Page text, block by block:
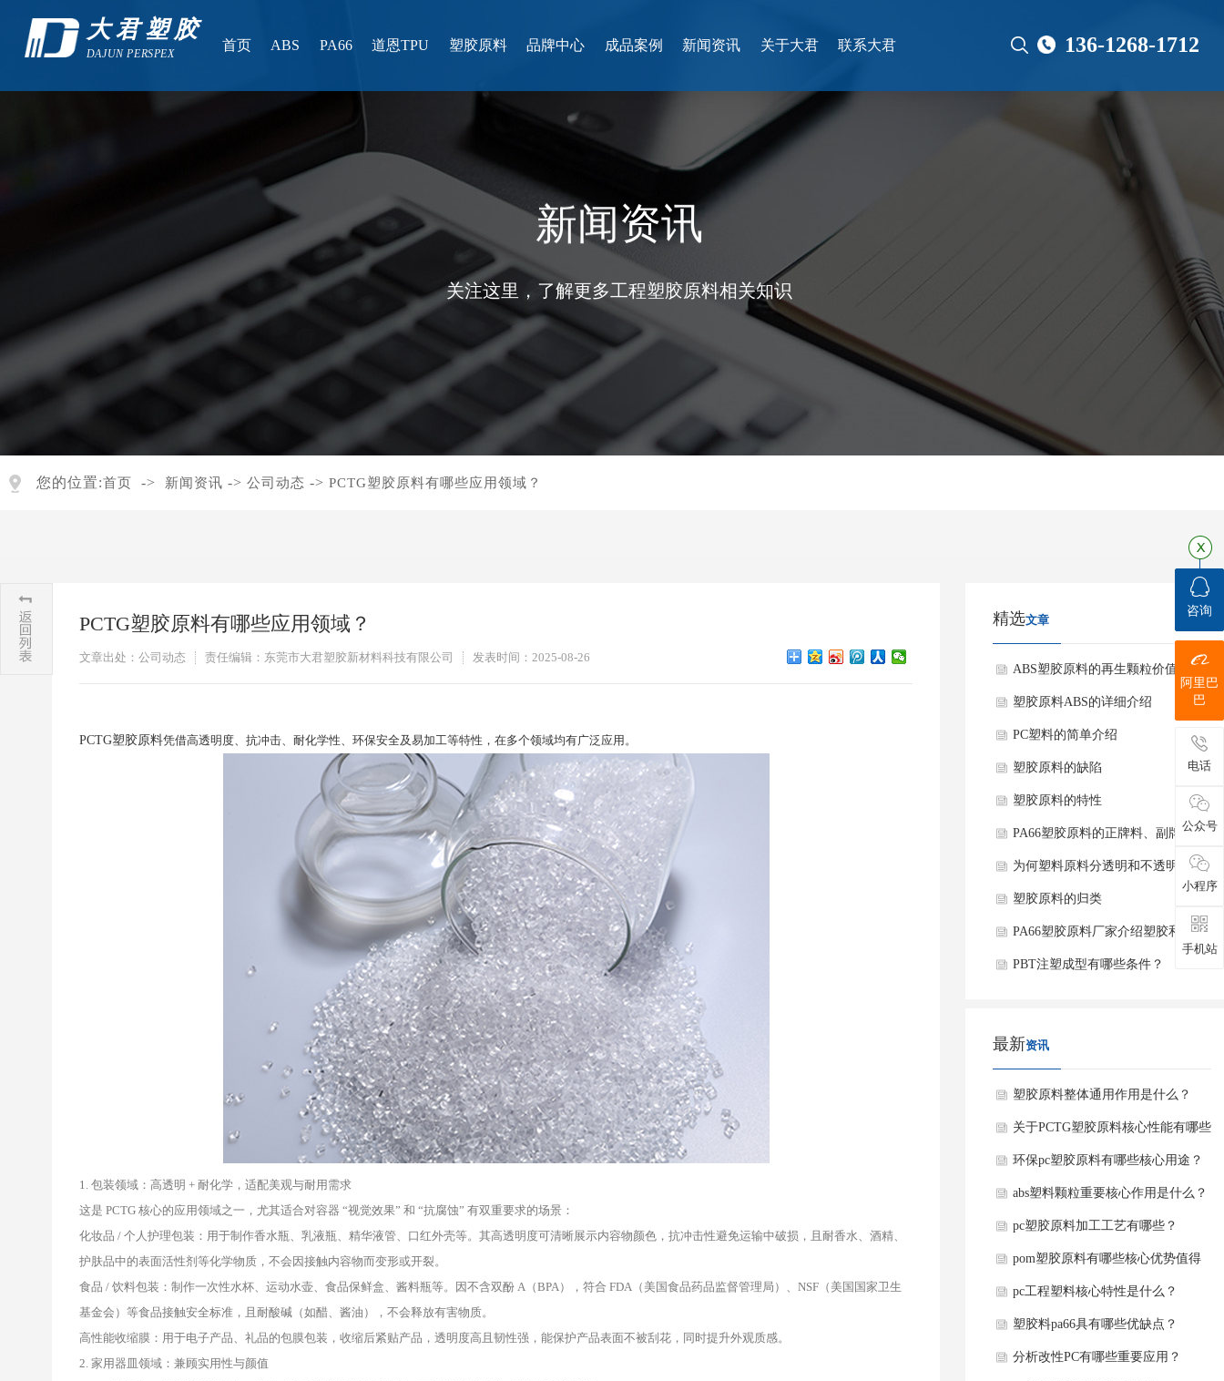
大君塑胶
DAJUN PERSPEX
首页 ABS PA66 道恩TPU 塑胶原料 品牌中心 成品案例 新闻资讯 关于大君 联系大君 136-1268-1712
新闻资讯
关注这里，了解更多工程塑胶原料相关知识
您的位置:首页 -> 新闻资讯 -> 公司动态 -> PCTG塑胶原料有哪些应用领域？
PCTG塑胶原料有哪些应用领域？
文章出处：公司动态 责任编辑：东莞市大君塑胶新材料科技有限公司 发表时间：2025-08-26
PCTG塑胶原料凭借高透明度、抗冲击、耐化学性、环保安全及易加工等特性，在多个领域均有广泛应用。
1. 包装领域：高透明 + 耐化学，适配美观与耐用需求
这是 PCTG 核心的应用领域之一，尤其适合对容器 “视觉效果” 和 “抗腐蚀” 有双重要求的场景：
化妆品 / 个人护理包装：用于制作香水瓶、乳液瓶、精华液管、口红外壳等。其高透明度可清晰展示内容物颜色，抗冲击性避免运输中破损，且耐香水、酒精、
护肤品中的表面活性剂等化学物质，不会因接触内容物而变形或开裂。
食品 / 饮料包装：制作一次性水杯、运动水壶、食品保鲜盒、酱料瓶等。因不含双酚 A（BPA），符合 FDA（美国食品药品监督管理局）、NSF（美国国家卫生
基金会）等食品接触安全标准，且耐酸碱（如醋、酱油），不会释放有害物质。
高性能收缩膜：用于电子产品、礼品的包膜包装，收缩后紧贴产品，透明度高且韧性强，能保护产品表面不被刮花，同时提升外观质感。
2. 家用器皿领域：兼顾实用性与颜值
精选文章
ABS塑胶原料的再生颗粒价值
塑胶原料ABS的详细介绍
PC塑料的简单介绍
塑胶原料的缺陷
塑胶原料的特性
PA66塑胶原料的正牌料、副牌料和
水口料有什么不同？
为何塑料原料分透明和不透明？
塑胶原料的归类
PA66塑胶原料厂家介绍塑胶和塑料
有什么区别？
PBT注塑成型有哪些条件？
最新资讯
塑胶原料整体通用作用是什么？
关于PCTG塑胶原料核心性能有哪些
呢？
环保pc塑胶原料有哪些核心用途？
abs塑料颗粒重要核心作用是什么？
pc塑胶原料加工工艺有哪些？
pom塑胶原料有哪些核心优势值得
选择？
pc工程塑料核心特性是什么？
塑胶料pa66具有哪些优缺点？
分析改性PC有哪些重要应用？
咨询
阿里巴
巴
电话
公众号
小程序
手机站